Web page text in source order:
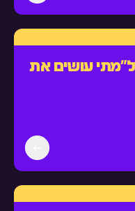
ל״מתי עושים את